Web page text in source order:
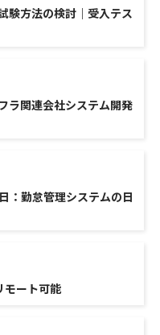
験方法の検討｜受入テス
ラ関連会社システム開発
勤怠管理システムの日
モート可能